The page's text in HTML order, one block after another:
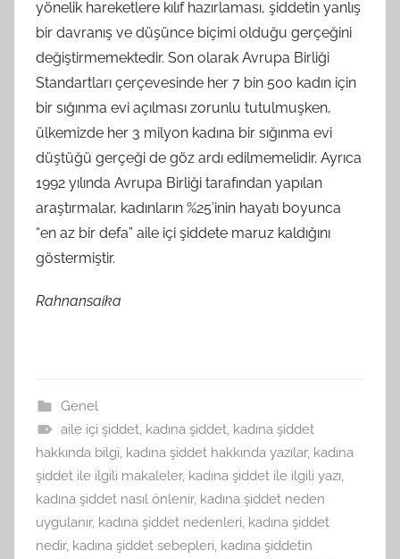
yönelik hareketlere kılıf hazırlaması, şiddetin yanlış
bir davranış ve düşünce biçimi olduğu gerçeğini
değiştirmemektedir. Son olarak Avrupa Birliği
Standartları çerçevesinde her 7 bin 500 kadın için
bir sığınma evi açılması zorunlu tutulmuşken,
ülkemizde her 3 milyon kadına bir sığınma evi
düştüğü gerçeği de göz ardı edilmemelidir. Ayrıca
1992 yılında Avrupa Birliği tarafından yapılan
araştırmalar, kadınların %25’inin hayatı boyunca
“en az bir defa” aile içi şiddete maruz kaldığını
göstermiştir.
Rahnansaika
Genel
aile içi şiddet, kadına şiddet, kadına şiddet
hakkında bilgi, kadına şiddet hakkında yazılar, kadına
şiddet ile ilgili makaleler, kadına şiddet ile ilgili yazı,
kadına şiddet nasıl önlenir, kadına şiddet neden
uygulanır, kadına şiddet nedenleri, kadına şiddet
nedir, kadına şiddet sebepleri, kadına şiddetin